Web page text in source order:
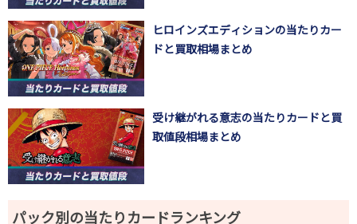
ヒロインズエディションの当たりカー
ドと買取相場まとめ
受け継がれる意志の当たりカードと買
取値段相場まとめ
パック別の当たりカードランキング